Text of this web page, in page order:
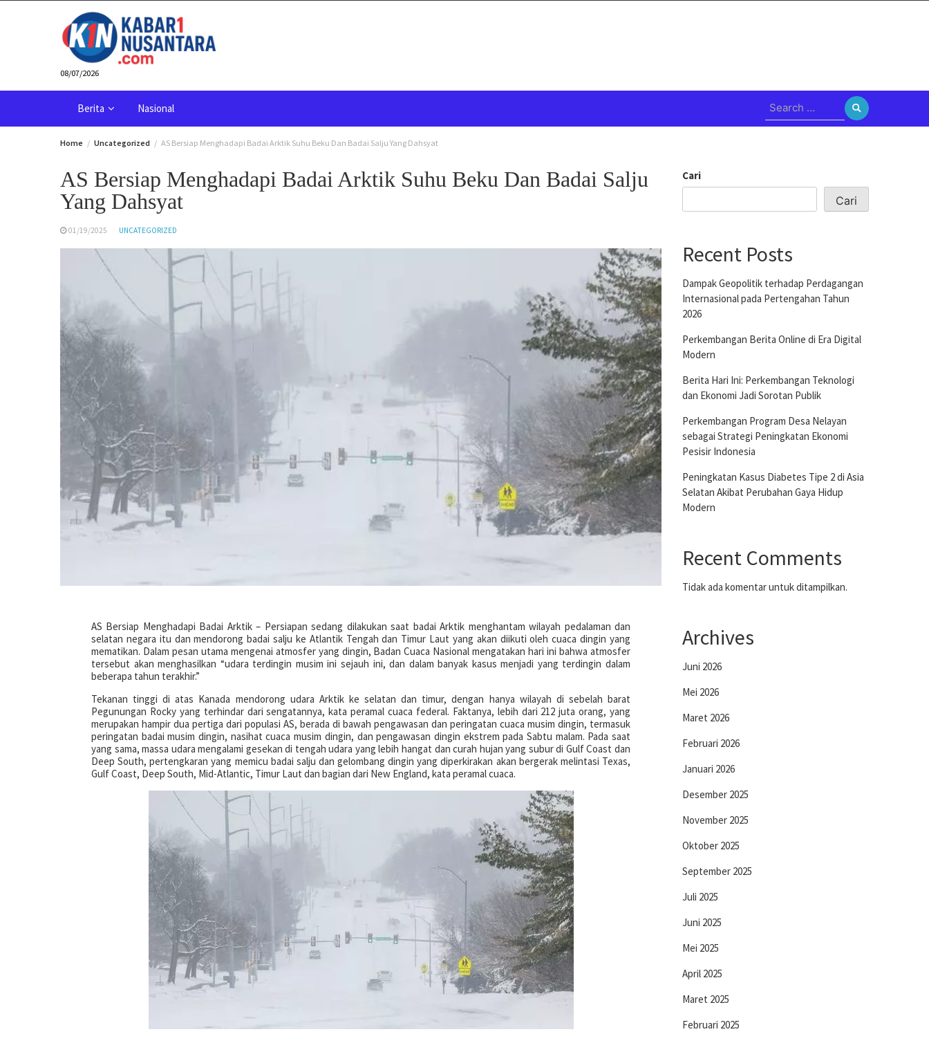
08/07/2026
Berita Nasional
Search
for:
Home Uncategorized AS Bersiap Menghadapi Badai Arktik Suhu Beku Dan Badai Salju Yang Dahsyat
AS Bersiap Menghadapi Badai Arktik Suhu Beku Dan Badai Salju
Yang Dahsyat
01/19/2025 UNCATEGORIZED
AS Bersiap Menghadapi Badai Arktik – Persiapan sedang dilakukan saat badai Arktik menghantam wilayah pedalaman dan
selatan negara itu dan mendorong badai salju ke Atlantik Tengah dan Timur Laut yang akan diikuti oleh cuaca dingin yang
mematikan. Dalam pesan utama mengenai atmosfer yang dingin, Badan Cuaca Nasional mengatakan hari ini bahwa atmosfer
tersebut akan menghasilkan “udara terdingin musim ini sejauh ini, dan dalam banyak kasus menjadi yang terdingin dalam
beberapa tahun terakhir.”
Tekanan tinggi di atas Kanada mendorong udara Arktik ke selatan dan timur, dengan hanya wilayah di sebelah barat
Pegunungan Rocky yang terhindar dari sengatannya, kata peramal cuaca federal. Faktanya, lebih dari 212 juta orang, yang
merupakan hampir dua pertiga dari populasi AS, berada di bawah pengawasan dan peringatan cuaca musim dingin, termasuk
peringatan badai musim dingin, nasihat cuaca musim dingin, dan pengawasan dingin ekstrem pada Sabtu malam. Pada saat
yang sama, massa udara mengalami gesekan di tengah udara yang lebih hangat dan curah hujan yang subur di Gulf Coast dan
Deep South, pertengkaran yang memicu badai salju dan gelombang dingin yang diperkirakan akan bergerak melintasi Texas,
Gulf Coast, Deep South, Mid-Atlantic, Timur Laut dan bagian dari New England, kata peramal cuaca.
Cari
Cari
Recent Posts
Dampak Geopolitik terhadap Perdagangan
Internasional pada Pertengahan Tahun
2026
Perkembangan Berita Online di Era Digital
Modern
Berita Hari Ini: Perkembangan Teknologi
dan Ekonomi Jadi Sorotan Publik
Perkembangan Program Desa Nelayan
sebagai Strategi Peningkatan Ekonomi
Pesisir Indonesia
Peningkatan Kasus Diabetes Tipe 2 di Asia
Selatan Akibat Perubahan Gaya Hidup
Modern
Recent Comments
Tidak ada komentar untuk ditampilkan.
Archives
Juni 2026
Mei 2026
Maret 2026
Februari 2026
Januari 2026
Desember 2025
November 2025
Oktober 2025
September 2025
Juli 2025
Juni 2025
Mei 2025
April 2025
Maret 2025
Februari 2025